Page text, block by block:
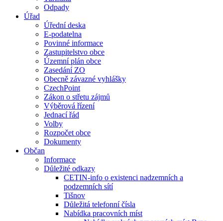
Odpady
Úřad
Úřední deska
E-podatelna
Povinné informace
Zastupitelstvo obce
Územní plán obce
Zasedání ZO
Obecně závazné vyhlášky
CzechPoint
Zákon o střetu zájmů
Výběrová řízení
Jednací řád
Volby
Rozpočet obce
Dokumenty
Občan
Informace
Důležité odkazy
CETIN-info o existenci nadzemních a
podzemních sítí
Tišnov
Důležitá telefonní čísla
Nabídka pracovních míst